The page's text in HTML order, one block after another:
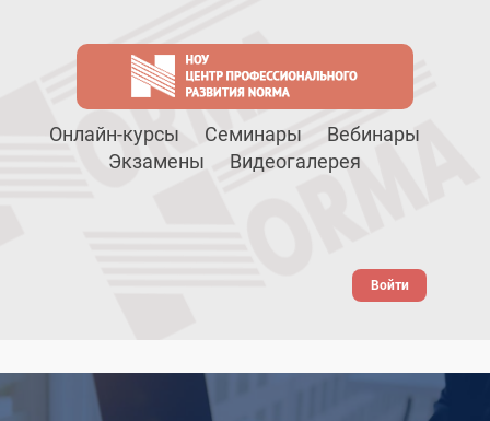
Онлайн-курсы Семинары
Вебинары
Экзамены
Видеогалерея
Войти